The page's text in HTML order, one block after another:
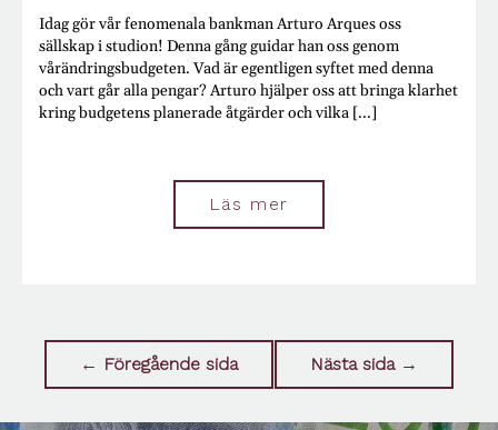
Idag gör vår fenomenala bankman Arturo Arques oss
sällskap i studion! Denna gång guidar han oss genom
vårändringsbudgeten. Vad är egentligen syftet med denna
och vart går alla pengar? Arturo hjälper oss att bringa klarhet
kring budgetens planerade åtgärder och vilka [...]
Läs mer
← Föregående sida Nästa sida →